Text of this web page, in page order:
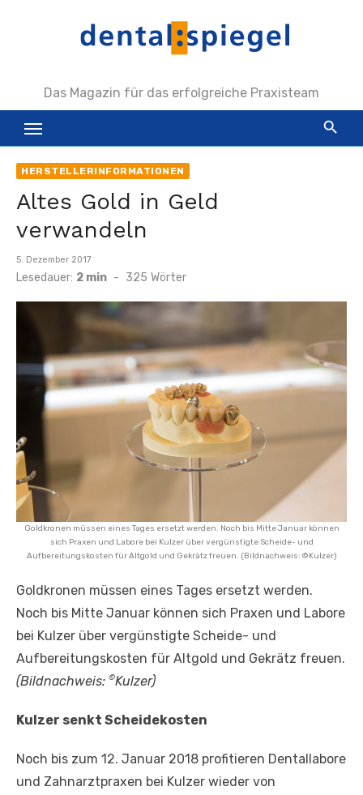
Das Magazin für das erfolgreiche Praxisteam
HERSTELLERINFORMATIONEN
Altes Gold in Geld
verwandeln
Veröffentlicht
am
5. Dezember 2017
Lesedauer: 2 min - 325 Wörter
Goldkronen müssen eines Tages ersetzt werden. Noch bis Mitte Januar können
sich Praxen und Labore bei Kulzer über vergünstigte Scheide- und
Aufbereitungskosten für Altgold und Gekrätz freuen. (Bildnachweis: ©Kulzer)
Goldkronen müssen eines Tages ersetzt werden.
Noch bis Mitte Januar können sich Praxen und Labore
bei Kulzer über vergünstigte Scheide- und
Aufbereitungskosten für Altgold und Gekrätz freuen.
(Bildnachweis: ©Kulzer)
Kulzer senkt Scheidekosten
Noch bis zum 12. Januar 2018 profitieren Dentallabore
und Zahnarztpraxen bei Kulzer wieder von